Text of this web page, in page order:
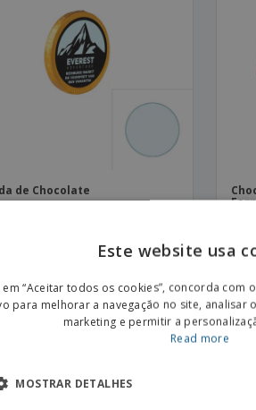
de Chocolate
Este website usa
“Aceitar todos os cookies”, concorda com
para melhorar a navegação no site, analisar
marketing e permitir a
Read more
MOSTRAR DETALHES